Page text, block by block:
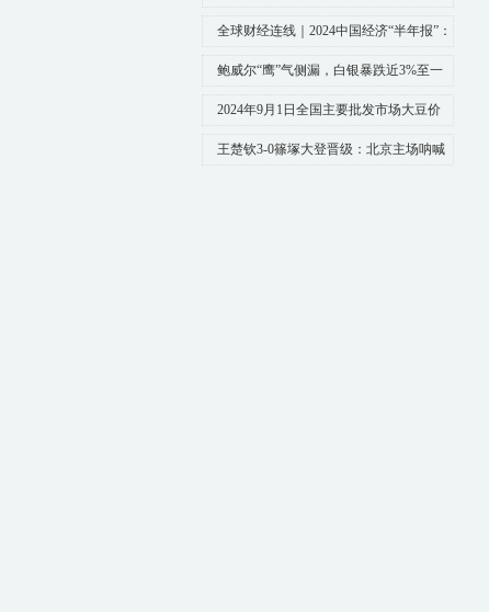
多人中招, 你上过当吗?
全球财经连线｜2024中国经济“半年报”：
GDP同比增长5%，外贸数据表现亮眼
鲍威尔“鹰”气侧漏，白银暴跌近3%至一
个月低位！分析师：或仍有逾43%下跌空间
2024年9月1日全国主要批发市场大豆价
格行情
王楚钦3-0篠塚大登晋级：北京主场呐喊